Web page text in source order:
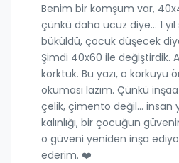
Benim bir komşum var,
çünkü daha ucuz diye... 1
büküldü, çocuk düşecek
Şimdi 40x60 ile değiştirdik.
korktuk. Bu yazı, o korkuyu
okuması lazım. Çünkü
çelik, çimento değil... insan
kalınlığı, bir çocuğun
o güveni yeniden inşa
ederim. ❤️